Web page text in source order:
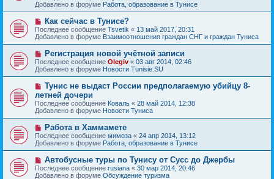
е
б
щ
е
н
и
е
е
с
о
б
щ
е
н
и
е
Добавлено в форуме Работа, образование в Тунисе
Н
о
в
о
е
с
о
о
б
щ
е
н
и
е
Как сейчас в Тунисе?
Последнее сообщение Tsvetik « 13 май 2017, 20:31
Добавлено в форуме Взаимоотношения граждан СНГ и граждан Туниса
Н
о
в
о
е
о
о
б
щ
е
н
и
е
Регистрация новой учётной записи
Последнее сообщение Olegiv « 03 авг 2014, 02:46
Добавлено в форуме Новости Tunisie.SU
Н
в
о
е
с
о
б
щ
н
и
Тунис не выдаст России предполагаемую убийцу 8-
летней дочери
Последнее сообщение Коваль « 28 май 2014, 12:38
Добавлено в форуме Новости Туниса
Н
о
в
о
с
о
о
Работа в Хаммамете
Последнее сообщение мимоза « 24 апр 2014, 13:12
Добавлено в форуме Работа, образование в Тунисе
Н
о
в
Автобусные туры по Тунису от Сусс до Джербы
Последнее сообщение rusiana « 30 мар 2014, 20:46
Добавлено в форуме Обсуждение туризма